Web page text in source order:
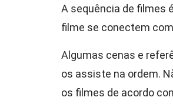
A sequência de filmes
filme se conectem
Algumas cenas e
os assiste na ordem.
os filmes de acordo